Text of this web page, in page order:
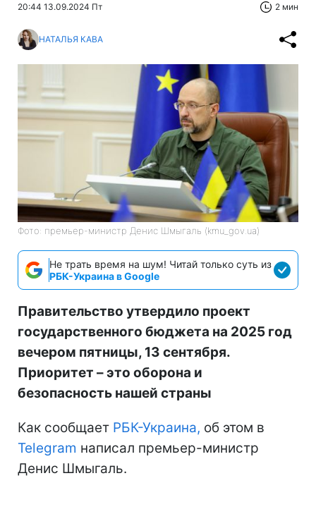
20:44 13.09.2024 Пт 2 мин
НАТАЛЬЯ КАВА
Фото: премьер-министр Денис Шмыгаль (kmu_gov.ua)
Не трать время на шум! Читай только суть из
РБК-Украина в Google
Правительство утвердило проект
государственного бюджета на 2025 год
вечером пятницы, 13 сентября.
Приоритет – это оборона и
безопасность нашей страны
Как сообщает РБК-Украина, об этом в
Telegram написал премьер-министр
Денис Шмыгаль.